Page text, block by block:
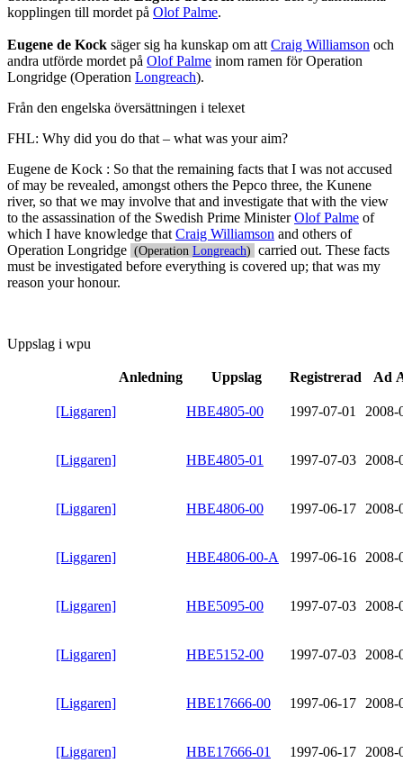
kopplingen till mordet på Olof Palme.
Eugene de Kock säger sig ha kunskap om att Craig Williamson och
andra utförde mordet på Olof Palme inom ramen för Operation
Longridge (Operation Longreach).
Från den engelska översättningen i telexet
FHL: Why did you do that – what was your aim?
Eugene de Kock : So that the remaining facts that I was not accused
of may be revealed, amongst others the Pepco three, the Kunene
river, so that we may involve that and investigate that with the view
to the assassination of the Swedish Prime MinisterOlof Palme of
which I have knowledge that Craig Williamson and others of
Operation Longridge (Operation Longreach) carried out. These facts
must be investigated before everything is covered up; that was my
reason your honour.
Uppslag i wpu
Anledning Uppslag Registrerad Ad
[Liggaren] HBE4805-00 1997-07-01 2008-
[Liggaren] HBE4805-01 1997-07-03 2008-
[Liggaren] HBE4806-00 1997-06-17 2008-
[Liggaren] HBE4806-00-A 1997-06-16 2008-
[Liggaren] HBE5095-00 1997-07-03 2008-
[Liggaren] HBE5152-00 1997-07-03 2008-
[Liggaren] HBE17666-00 1997-06-17 2008-
[Liggaren] HBE17666-01 1997-06-17 2008-